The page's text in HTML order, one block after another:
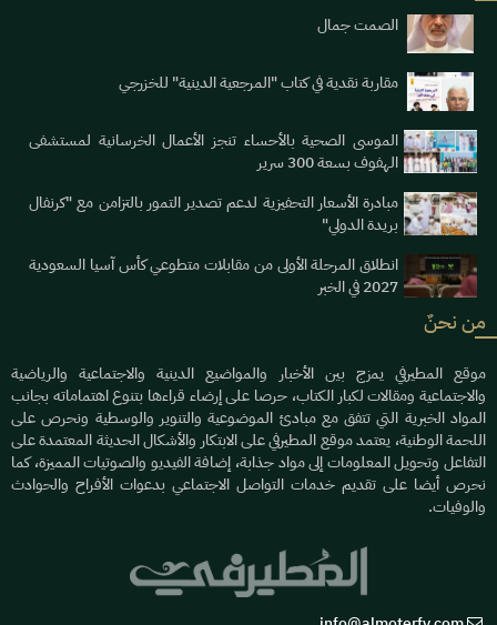
الصمت جمال
مقاربة نقدية في كتاب "المرجعية الدينية" للخزرجي
الموسى الصحية بالأحساء تنجز الأعمال الخرسانية لمستشفى
الهفوف بسعة 300 سرير
مبادرة الأسعار التحفيزية لدعم تصدير التمور بالتزامن مع "كرنفال
بريدة الدولي"
انطلاق المرحلة الأولى من مقابلات متطوعي كأس آسيا السعودية
2027 في الخبر
من نحنٌ
موقع المطيرفي يمزج بين الأخبار والمواضيع الدينية والاجتماعية والرياضية
والاجتماعية ومقالات لكبار الكتاب، حرصا على إرضاء قراءها بتنوع اهتماماته بجانب
المواد الخبرية التي تتفق مع مبادئ الموضوعية والتنوير والوسطية ونحرص على
اللحمة الوطنية، يعتمد موقع المطيرفي على الابتكار والأشكال الحديثة المعتمدة على
التفاعل وتحويل المعلومات إلى مواد جذابة، إضافة الفيديو والصوتيات المميزة، كما
نحرص أيضا على تقديم خدمات التواصل الاجتماعي بدعوات الأفراح والحوادث
والوفيات.